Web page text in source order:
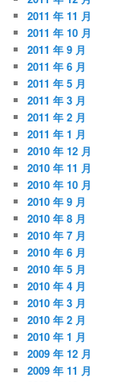
2011 年 11 月
2011 年 10 月
2011 年 9 月
2011 年 6 月
2011 年 5 月
2011 年 3 月
2011 年 2 月
2011 年 1 月
2010 年 12 月
2010 年 11 月
2010 年 10 月
2010 年 9 月
2010 年 8 月
2010 年 7 月
2010 年 6 月
2010 年 5 月
2010 年 4 月
2010 年 3 月
2010 年 2 月
2010 年 1 月
2009 年 12 月
2009 年 11 月